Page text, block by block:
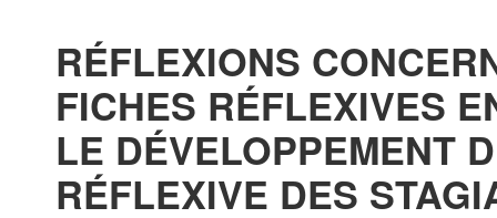
RÉFLEXIONS
FICHES RÉFLEXIVES
LE DÉVELOPPEMENT
RÉFLEXIVE DES